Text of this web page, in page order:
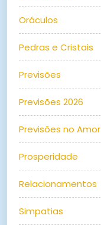
Oráculos
Pedras e Cristais
Previsões
Previsões 2026
Previsões no Amor
Prosperidade
Relacionamentos
Simpatias